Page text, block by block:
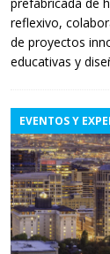
reflexivo,
de proyectos
educativas y
EVENTOS Y